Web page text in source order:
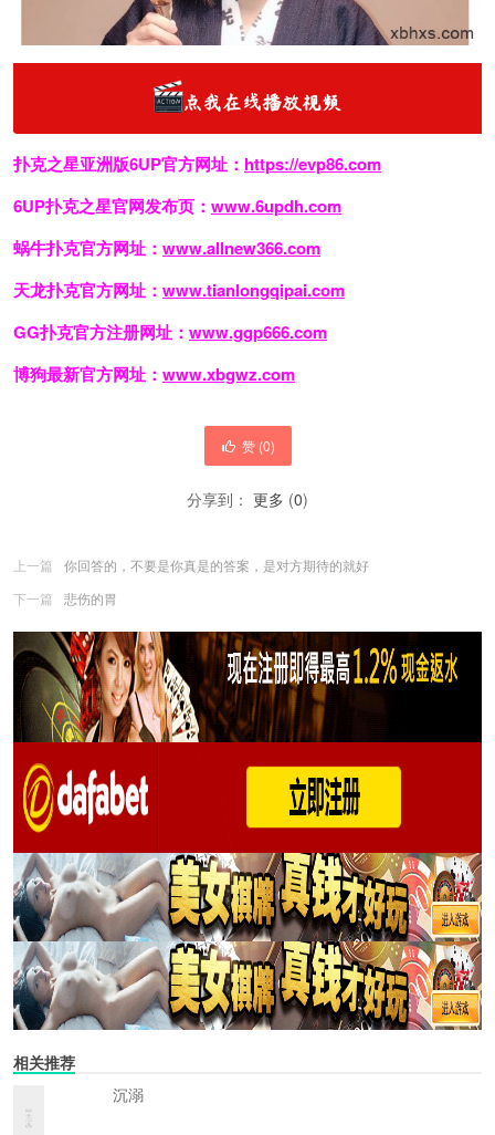
扑克之星亚洲版6UP官方网址： https://evp86.com
6UP扑克之星官网发布页： www.6updh.com
蜗牛扑克官方网址： www.allnew366.com
天龙扑克官方网址： www.tianlongqipai.com
GG扑克官方注册网址： www.ggp666.com
博狗最新官方网址： www.xbgwz.com
赞 (0)
分享到： 更多 (0)
上一篇
你回答的，不要是你真是的答案，是对方期待的就好
下一篇
悲伤的胃
相关推荐
沉溺